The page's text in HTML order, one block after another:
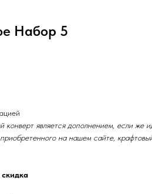
Набор 5
конверт является дополнением, если же
на нашем сайте,